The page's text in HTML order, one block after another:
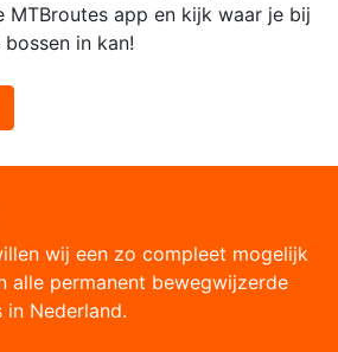
MTBroutes app en kijk waar je bij
in kan!
wij een zo compleet mogelijk
alle permanent bewegwijzerde
Nederland.